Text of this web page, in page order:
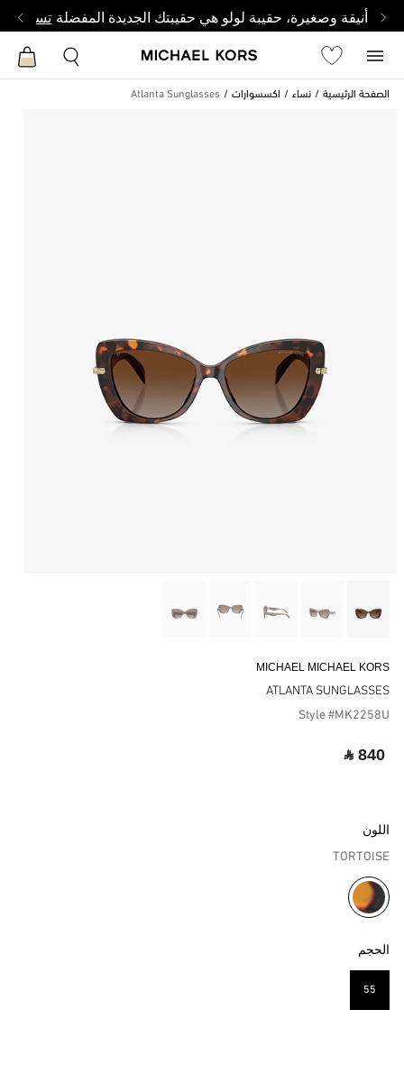
أنيقة وصغيرة، حقيبة لولو هي حقيبتك الجديدة المفضلة تسوق
الصفحة الرئيسية نساء اكسسوارات Atlanta Sunglasses
MICHAEL MICHAEL KORS
ATLANTA SUNGLASSES
Style #MK2258U
‎ ⃁ 840 ‎
اللون
TORTOISE
مختار
الحجم
55